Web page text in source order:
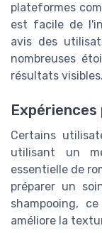
plateformes
est facile de
avis des
nombreuses
résultats visibles.
Certains
utilisant un
essentielle de
préparer un
shampooing,
améliore la